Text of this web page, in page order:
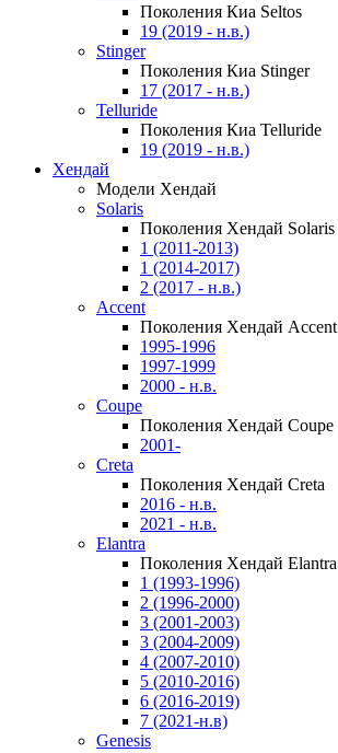
Поколения Киа Seltos
19 (2019 - н.в.)
Stinger
Поколения Киа Stinger
17 (2017 - н.в.)
Telluride
Поколения Киа Telluride
19 (2019 - н.в.)
Хендай
Модели Хендай
Solaris
Поколения Хендай Solaris
1 (2011-2013)
1 (2014-2017)
2 (2017 - н.в.)
Accent
Поколения Хендай Accent
1995-1996
1997-1999
2000 - н.в.
Coupe
Поколения Хендай Coupe
2001-
Creta
Поколения Хендай Creta
2016 - н.в.
2021 - н.в.
Elantra
Поколения Хендай Elantra
1 (1993-1996)
2 (1996-2000)
3 (2001-2003)
3 (2004-2009)
4 (2007-2010)
5 (2010-2016)
6 (2016-2019)
7 (2021-н.в)
Genesis